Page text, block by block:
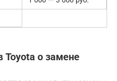
о замене